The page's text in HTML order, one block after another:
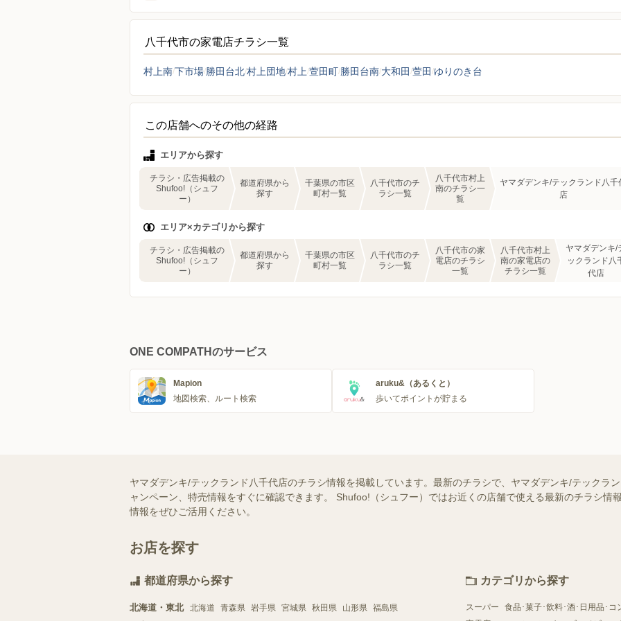
八千代市の家電店チラシ一覧
村上南下市場 勝田台北村上団地村上 萱田町 勝田台南 大和田 萱田 ゆりのき台
この店舗へのその他の経路
エリアから探す
チラシ・広告掲載の
Shufoo!（シュフ
ー）
都道府県から
探す
千葉県の市区
町村一覧
八千代市のチ
ラシ一覧
八千代市村上
南のチラシ一
覧
ヤマダデンキ/テックランド八千
店
エリア×カテゴリから探す
チラシ・広告掲載の
Shufoo!（シュフ
ー）
都道府県から
探す
千葉県の市区
町村一覧
八千代市のチ
ラシ一覧
八千代市の家
電店のチラシ
一覧
八千代市村上
南の家電店の
チラシ一覧
ヤマダデンキ/
ックランド八
代店
ONE COMPATHのサービス
Mapion
地図検索、ルート検索
aruku&（あるくと）
歩いてポイントが貯まる
ヤマダデンキ/テックランド八千代店のチラシ情報を掲載しています。最新のチラシで、ヤマダデンキ/テックラ
ャンペーン、特売情報をすぐに確認できます。 Shufoo!（シュフー）ではお近くの店舗で使える最新のチラシ情
情報をぜひご活用ください。
お店を探す
都道府県から探す
北海道・東北 北海道 青森県 岩手県 宮城県 秋田県 山形県 福島県
カテゴリから探す
スーパー 食品･菓子･飲料･酒･日用品･コ